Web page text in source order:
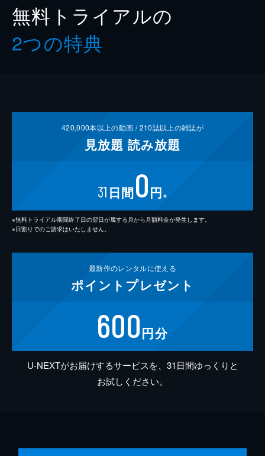
無料トライアルの
2つの特典
420,000本以上の動画 /210誌以上の雑誌が
見放題 読み放題
31 日間0円 ※
※無料トライアル期間終了日の翌日が属する月から月額料金が発生します。
※日割りでのご請求はいたしません。
最新作のレンタルに使える
ポイント プレゼント
600円分
U-NEXTがお届けするサービスを、31日間ゆっくりと
お試しください。